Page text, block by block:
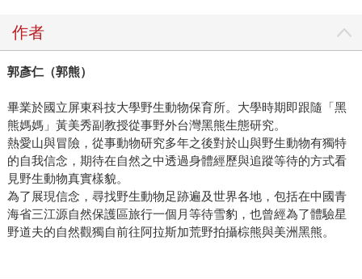
作者
郭彥仁（郭熊）
畢業於國立屏東科技大學野生動物保育所。大學時期即跟隨「黑
熊媽媽」黃美秀副教授從事野外台灣黑熊生態研究。
熱愛山與冒險，從事動物研究多年之後對於山與野生動物有獨特
的自我信念，期待在自然之中透過身體經歷與追蹤等待的方式看
見野生動物真實樣貌。
為了展現信念，尋找野生動物足跡遍及世界各地，包括在中國青
海省三江源自然保護區旅行一個月等待雪豹，也曾經為了體驗星
野道夫的自然觀獨自前往阿拉斯加荒野拍攝棕熊與美洲黑熊。